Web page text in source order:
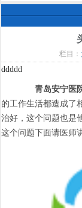
栏目：
ddddd
青岛安宁医
的工作生活都造成了
治好，这个问题也是
这个问题下面请医师